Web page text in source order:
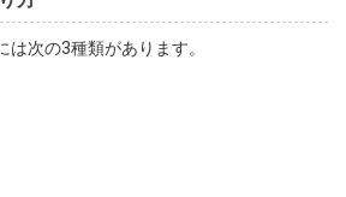
は次の3種類があります。